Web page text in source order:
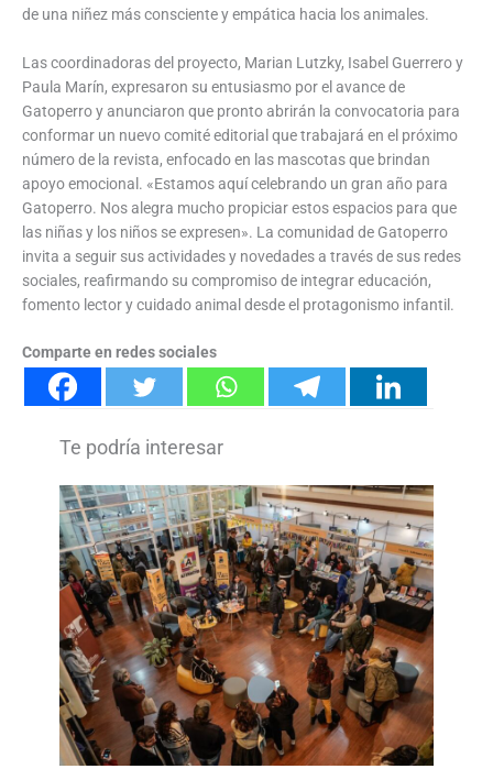
de una niñez más consciente y empática hacia los animales.
Las coordinadoras del proyecto, Marian Lutzky, Isabel Guerrero y
Paula Marín, expresaron su entusiasmo por el avance de
Gatoperro y anunciaron que pronto abrirán la convocatoria para
conformar un nuevo comité editorial que trabajará en el próximo
número de la revista, enfocado en las mascotas que brindan
apoyo emocional. «Estamos aquí celebrando un gran año para
Gatoperro. Nos alegra mucho propiciar estos espacios para que
las niñas y los niños se expresen». La comunidad de Gatoperro
invita a seguir sus actividades y novedades a través de sus redes
sociales, reafirmando su compromiso de integrar educación,
fomento lector y cuidado animal desde el protagonismo infantil.
Comparte en redes sociales